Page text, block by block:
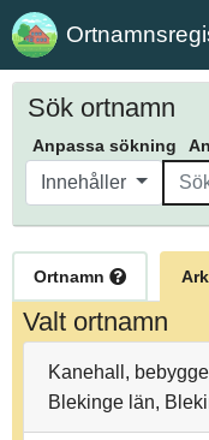
Sök ortnamn
Anpassa sökning
Innehåller
Ortnamn
Valt ortnamn
Kanehall,
Blekinge län,